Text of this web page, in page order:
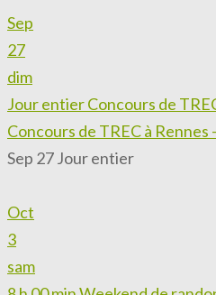
Sep
27
dim
Jour entierConcours de
Concours de TREC à Rennes
Sep 27Jour entier
Oct
3
sam